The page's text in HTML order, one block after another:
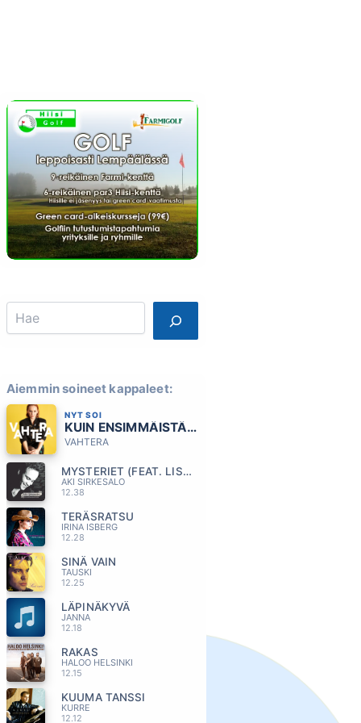
Search
Aiemmin soineet kappaleet:
NYT SOI
KUIN ENSIMMÄISTÄ PÄIVÄÄ
VAHTERA
MYSTERIET (FEAT. LISA NILSSON)
AKI SIRKESALO
12.38
TERÄSRATSU
IRINA ISBERG
12.28
SINÄ VAIN
TAUSKI
12.25
LÄPINÄKYVÄ
JANNA
12.18
RAKAS
HALOO HELSINKI
12.15
KUUMA TANSSI
KURRE
12.12